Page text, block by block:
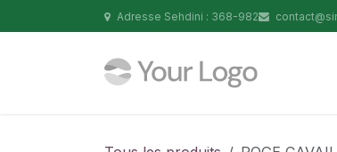
Se rendre au contenuAdresse Sehdini : 368-982